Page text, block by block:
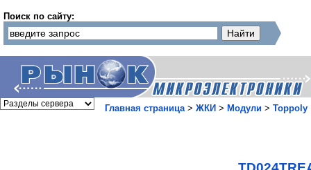
Поиск по сайту:
Главная страница> ЖКИ > Модули > Toppoly